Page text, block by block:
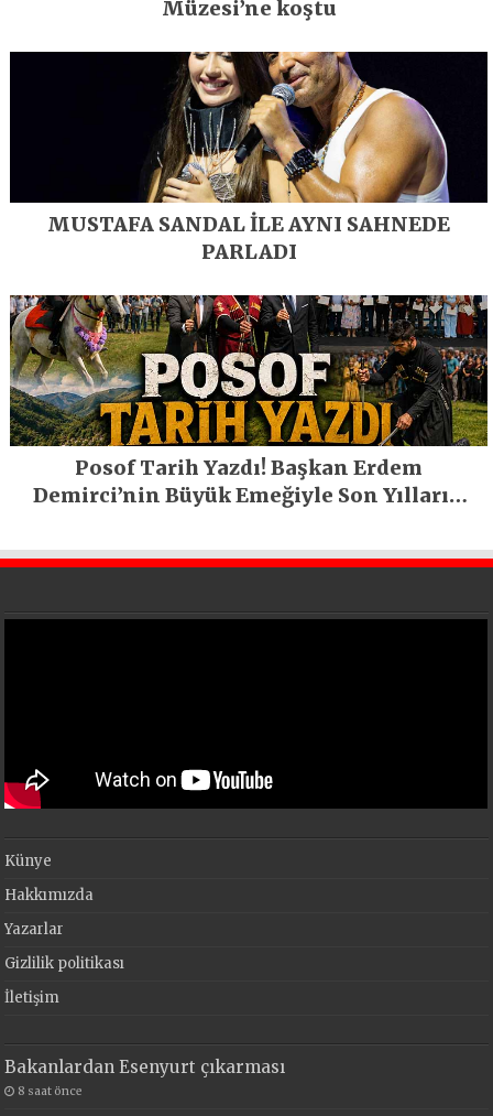
Müzesi’ne koştu
MUSTAFA SANDAL İLE AYNI SAHNEDE
PARLADI
Posof Tarih Yazdı! Başkan Erdem
Demirci’nin Büyük Emeğiyle Son Yılların
Künye
Hakkımızda
Yazarlar
Gizlilik politikası
İletişim
Bakanlardan Esenyurt çıkarması
8 saat önce